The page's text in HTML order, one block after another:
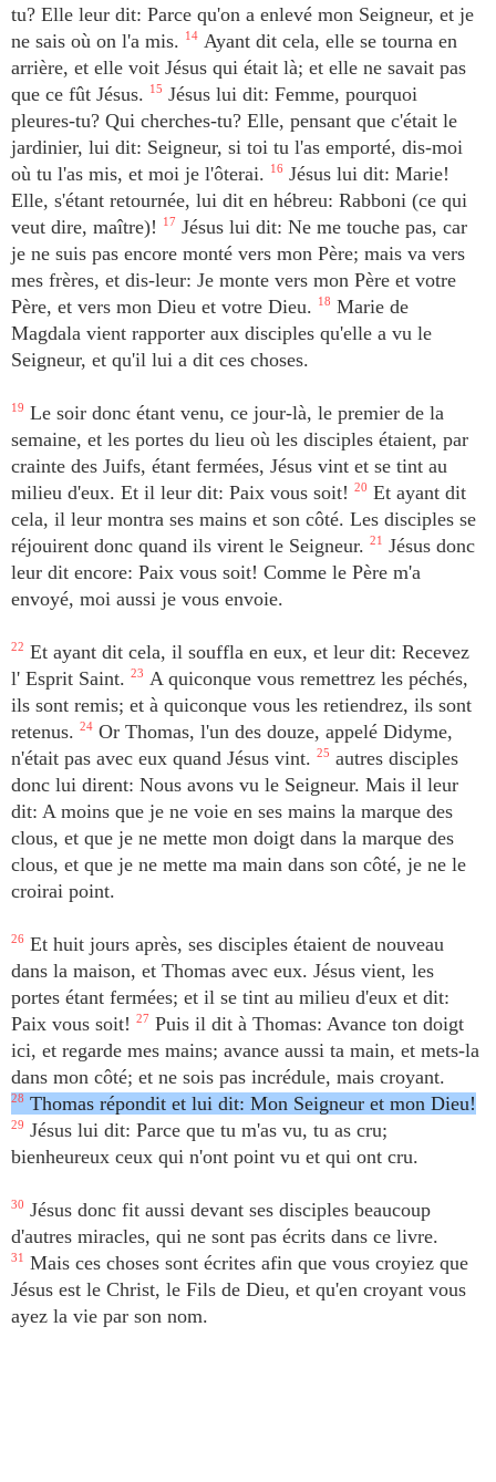
tu? Elle leur dit: Parce qu'on a enlevé mon Seigneur, et je
ne sais où on l'a mis.
14 Ayant dit cela, elle se tourna en
arrière, et elle voit Jésus qui était là; et elle ne savait pas
que ce fût Jésus.
15 Jésus lui dit: Femme, pourquoi
pleures-tu? Qui cherches-tu? Elle, pensant que c'était le
jardinier, lui dit: Seigneur, si toi tu l'as emporté, dis-moi
où tu l'as mis, et moi je l'ôterai.
16 Jésus lui dit: Marie!
Elle, s'étant retournée, lui dit en hébreu: Rabboni (ce qui
veut dire, maître)!
17 Jésus lui dit: Ne me touche pas, car
je ne suis pas encore monté vers mon Père; mais va vers
mes frères, et dis-leur: Je monte vers mon Père et votre
Père, et vers mon Dieu et votre Dieu.
18 Marie de
Magdala vient rapporter aux disciples qu'elle a vu le
Seigneur, et qu'il lui a dit ces choses.
19 Le soir donc étant venu, ce jour-là, le premier de la
semaine, et les portes du lieu où les disciples étaient, par
crainte des Juifs, étant fermées, Jésus vint et se tint au
milieu d'eux. Et il leur dit: Paix vous soit!
20 Et ayant dit
cela, il leur montra ses mains et son côté. Les disciples se
réjouirent donc quand ils virent le Seigneur. 21
Jésus donc
leur dit encore: Paix vous soit! Comme le Père m'a
envoyé, moi aussi je vous envoie.
22 Et ayant dit cela, il souffla en eux, et leur dit: Recevez
l' Esprit Saint. 23 A quiconque vous remettrez les péchés,
ils sont remis; et à quiconque vous les retiendrez, ils sont
retenus. 24 Or Thomas, l'un des douze, appelé Didyme,
n'était pas avec eux quand Jésus vint. 25 autres disciples
donc lui dirent: Nous avons vu le Seigneur. Mais il leur
dit: A moins que je ne voie en ses mains la marque des
clous, et que je ne mette mon doigt dans la marque des
clous, et que je ne mette ma main dans son côté, je ne le
croirai point.
26 Et huit jours après, ses disciples étaient de nouveau
dans la maison, et Thomas avec eux. Jésus vient, les
portes étant fermées; et il se tint au milieu d'eux et dit:
Paix vous soit!
27 Puis il dit à Thomas: Avance ton doigt
ici, et regarde mes mains; avance aussi ta main, et mets-la
dans mon côté; et ne sois pas incrédule, mais croyant.
28 Thomas répondit et lui dit: Mon Seigneur et mon Dieu!
29 Jésus lui dit: Parce que tu m'as vu, tu as cru;
bienheureux ceux qui n'ont point vu et qui ont cru.
30 Jésus donc fit aussi devant ses disciples beaucoup
d'autres miracles, qui ne sont pas écrits dans ce livre.
31
Mais ces choses sont écrites afin que vous croyiez que
Jésus est le Christ, le Fils de Dieu, et qu'en croyant vous
ayez la vie par son nom.